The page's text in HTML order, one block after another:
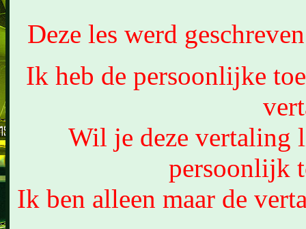
Deze les werd
Ik heb de persoonlijke
Wil je deze vertaling
persoonlijk
Ik ben alleen maar de